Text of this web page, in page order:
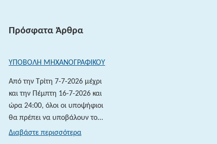
Πρόσφατα Άρθρα
ΥΠΟΒΟΛΗ ΜΗΧΑΝΟΓΡΑΦΙΚΟΥ
Από την Τρίτη 7-7-2026 μέχρι
και την Πέμπτη 16-7-2026 και
ώρα 24:00, όλοι οι υποψήφιοι
θα πρέπει να υποβάλουν το...
Διαβάστε περισσότερα: